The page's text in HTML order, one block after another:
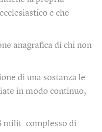
e che
anagrafica di chi non
di una sostanza le
in modo continuo,
milit. complesso di